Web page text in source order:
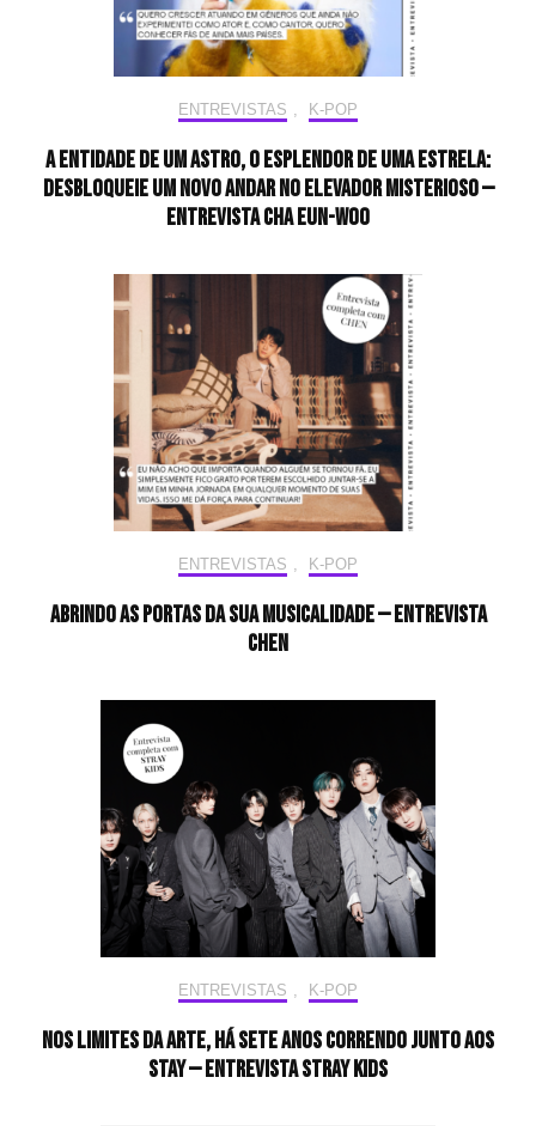
ENTREVISTAS , K-POP
A entidade de um astro, o esplendor de uma estrela:
desbloqueie um novo andar no elevador misterioso —
Entrevista CHA EUN-WOO
ENTREVISTAS , K-POP
Abrindo as portas da sua musicalidade — Entrevista
CHEN
ENTREVISTAS , K-POP
Nos limites da arte, há sete anos correndo junto aos
STAY — Entrevista Stray Kids